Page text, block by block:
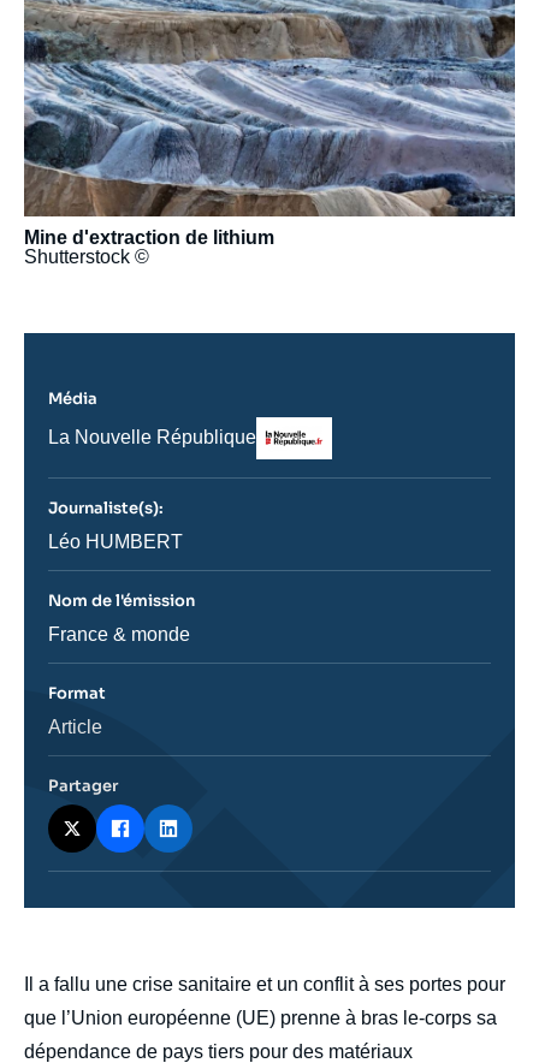
Mine d'extraction de lithium
Shutterstock ©
body
Il a fallu une crise sanitaire et un conflit à ses portes pour
que l’Union européenne (UE) prenne à bras le-corps sa
dépendance de pays tiers pour des matériaux
Média
Nom
journal,
ou
émission
La Nouvelle République
Logo
Journaliste(s):
Journaliste
Léo HUMBERT
Nom de l'émission
Nom
France & monde
Format
Catégorie
Article
Partager